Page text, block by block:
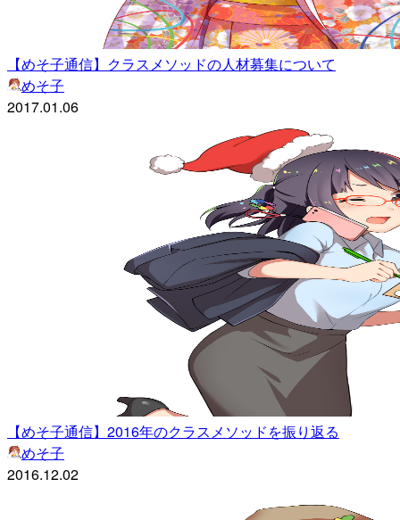
【めそ子通信】クラスメソッドの人材募集について
めそ子
2017.01.06
【めそ子通信】2016年のクラスメソッドを振り返る
めそ子
2016.12.02